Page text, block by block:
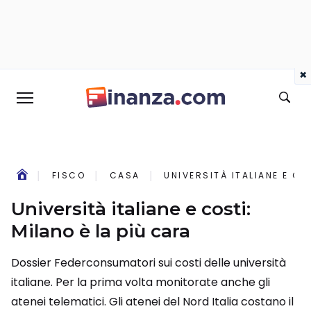
FISCO CASA UNIVERSITÀ ITALIANE E
Università italiane e costi:
Milano è la più cara
Dossier Federconsumatori sui costi delle università
italiane. Per la prima volta monitorate anche gli
atenei telematici. Gli atenei del Nord Italia costano il
×